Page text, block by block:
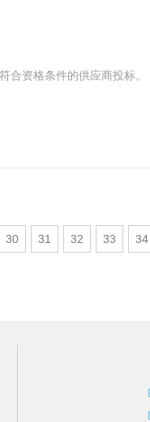
合资格条件的供应商投标。
30 31 32 33 34